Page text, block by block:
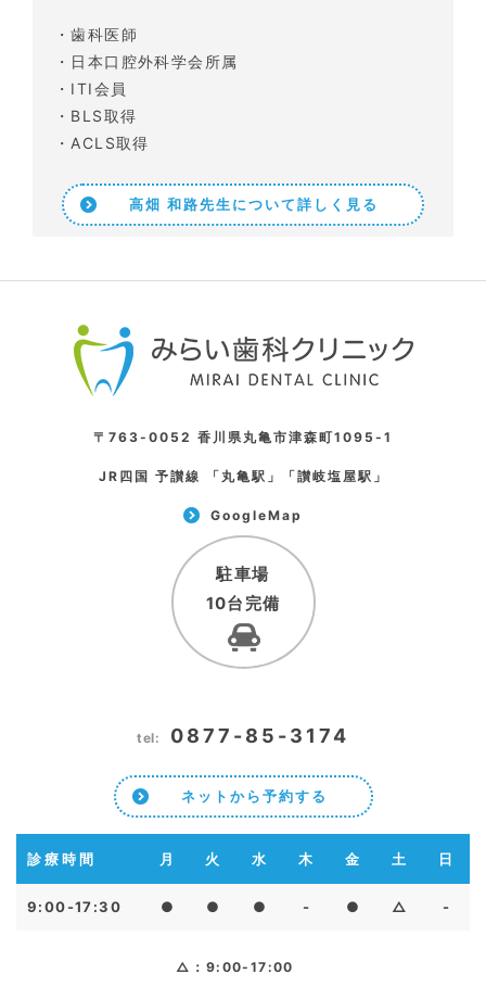
・歯科医師
・日本口腔外科学会所属
・ITI会員
・BLS取得
・ACLS取得
高畑 和路先生について詳しく見る
〒763-0052 香川県丸亀市津森町1095-1
JR四国 予讃線 「丸亀駅」「讃岐塩屋駅」
GoogleMap
駐車場
10台完備
tel: 0877-85-3174
ネットから予約する
診療時間 月 火 水 木 金 土 日
9:00-17:30 ● ● ● - ● △ -
△：9:00-17:00